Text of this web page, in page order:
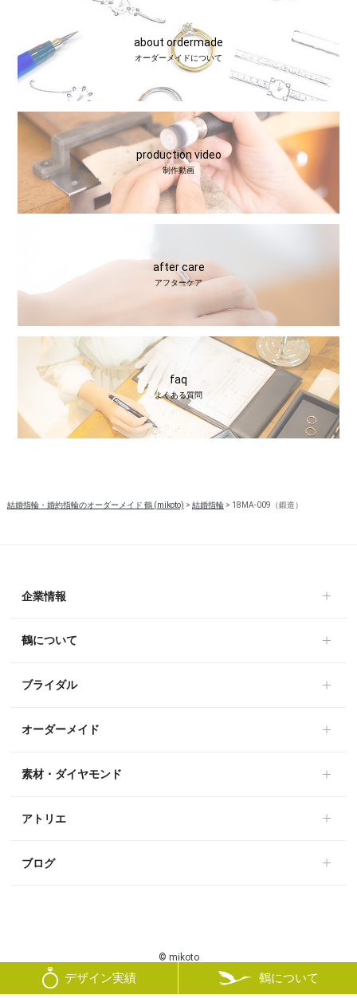
デザイン実績 鶴について
about ordermade
オーダーメイドについて
production video
制作動画
after care
アフターケア
faq
よくある質問
結婚指輪・婚約指輪のオーダーメイド 鶴 (mikoto) > 結婚指輪> 18MA-009（鍛造）
企業情報
鶴について
ブライダル
オーダーメイド
素材・ダイヤモンド
アトリエ
ブログ
© mikoto